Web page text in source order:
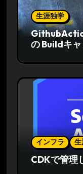
生涯独学
の Buildキ
インフラ 生
CDKで管理